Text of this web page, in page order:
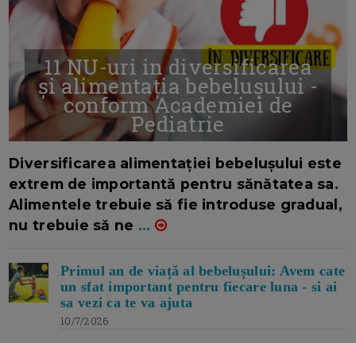
11 NU-uri in diversificarea
și alimentația bebelușului -
conform Academiei de
Pediatrie
Diversificarea alimentației bebelușului este
extrem de importantă pentru sănătatea sa.
Alimentele trebuie să fie introduse gradual,
nu trebuie să ne ...
Primul an de viață al bebelușului: Avem cate
un sfat important pentru fiecare luna - si ai
sa vezi ca te va ajuta
10/7/2026